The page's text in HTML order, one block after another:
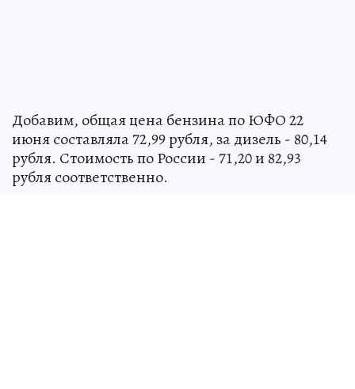
Добавим, общая цена бензина по ЮФО 22
июня составляла 72,99 рубля, за дизель - 80,14
рубля. Стоимость по России - 71,20 и 82,93
рубля соответственно.